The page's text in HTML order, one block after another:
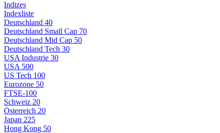
Indizes
Indexliste
Deutschland 40
Deutschland Small Cap 70
Deutschland Mid Cap 50
Deutschland Tech 30
USA Industrie 30
USA 500
US Tech 100
Eurozone 50
FTSE-100
Schweiz 20
Österreich 20
Japan 225
Hong Kong 50